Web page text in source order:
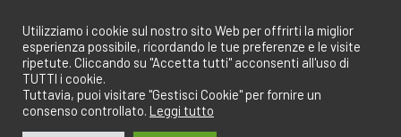
contenuto
Utilizziamo i cookie sul nostro sito Web per offrirti la miglior
esperienza possibile, ricordando le tue preferenze e le visite
ripetute. Cliccando su "Accetta tutti" acconsenti all'uso di
TUTTI i cookie.
Tuttavia, puoi visitare "Gestisci Cookie" per fornire un
consenso controllato. Leggi tutto